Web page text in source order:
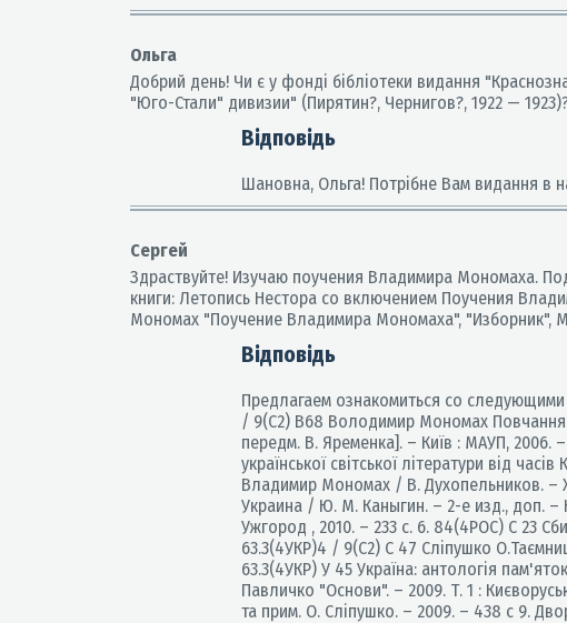
Ольга
Добрий день! Чи є у фонді бібліотеки видання
"Юго-Стали" дивизии" (Пирятин?, Чернигов?, 1922 —
Відповідь
Шановна, Ольга! Потрібне Вам видання в
Сергей
Здраствуйте! Изучаю поучения Владимира Мономаха.
книги: Летопись Нестора со включением Поучения
Мономах "Поучение Владимира Мономаха", "Изборник",
Відповідь
Предлагаем ознакомиться со
/ 9(С2) В68 Володимир Мономах
передм. В. Яременка]. – Київ : МАУП, 2006. –
української світської літератури від
Владимир Мономах / В. Духопельников. –
Украина / Ю. М. Каныгин. – 2-е изд., доп. –
Ужгород , 2010. – 233 с. 6. 84(4РОС) С 23
63.3(4УКР)4 / 9(С2) С 47 Сліпушко
63.3(4УКР) У 45 Україна: антологія
Павличко "Основи". – 2009. Т. 1 :
та прим. О. Сліпушко. – 2009. – 438 с 9.